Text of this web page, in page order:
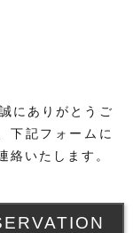
にありがとうご
下記フォームに
絡いたします。